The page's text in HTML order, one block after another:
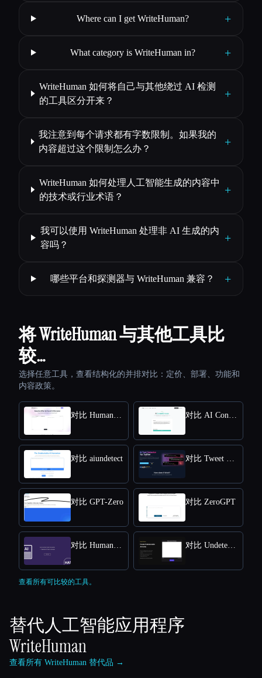
Where can I get WriteHuman? +
What category is WriteHuman in? +
WriteHuman 如何将自己与其他绕过 AI 检测
的工具区分开来？
+
我注意到每个请求都有字数限制。如果我的
内容超过这个限制怎么办？
+
WriteHuman 如何处理人工智能生成的内容中
的技术或行业术语？
+
我可以使用 WriteHuman 处理非 AI 生成的内
容吗？
+
哪些平台和探测器与 WriteHuman 兼容？ +
将 WriteHuman 与其他工具比
较…
选择任意工具，查看结构化的并排对比：定价、部署、功能和
内容政策。
对比 aiundetect
对比 GPT-Zero 对比 ZeroGPT
查看所有可比较的工具。
替代人工智能应用程序
WriteHuman
查看所有 WriteHuman 替代品 →